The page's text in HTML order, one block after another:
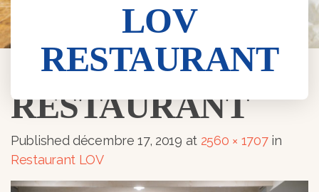
LOV
RESTAURANT
LOV
RESTAURANT
Publisheddécembre 17, 2019 at 2560 × 1707in
Restaurant LOV